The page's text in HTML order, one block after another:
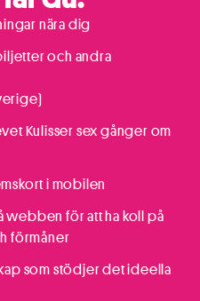
nära dig
och andra
Kulisser sex gånger om
i mobilen
webben för att ha koll på
förmåner
som stödjer det ideella